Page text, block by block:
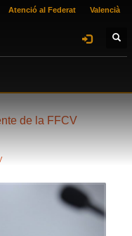
Atenció al Federat Valencià
de la FFCV